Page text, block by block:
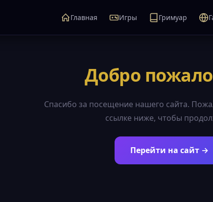
Главная Игры Гримуар
Добро
Спасибо за посещение нашего сайта.
ссылке ниже, чтобы
Перейти на сайт →